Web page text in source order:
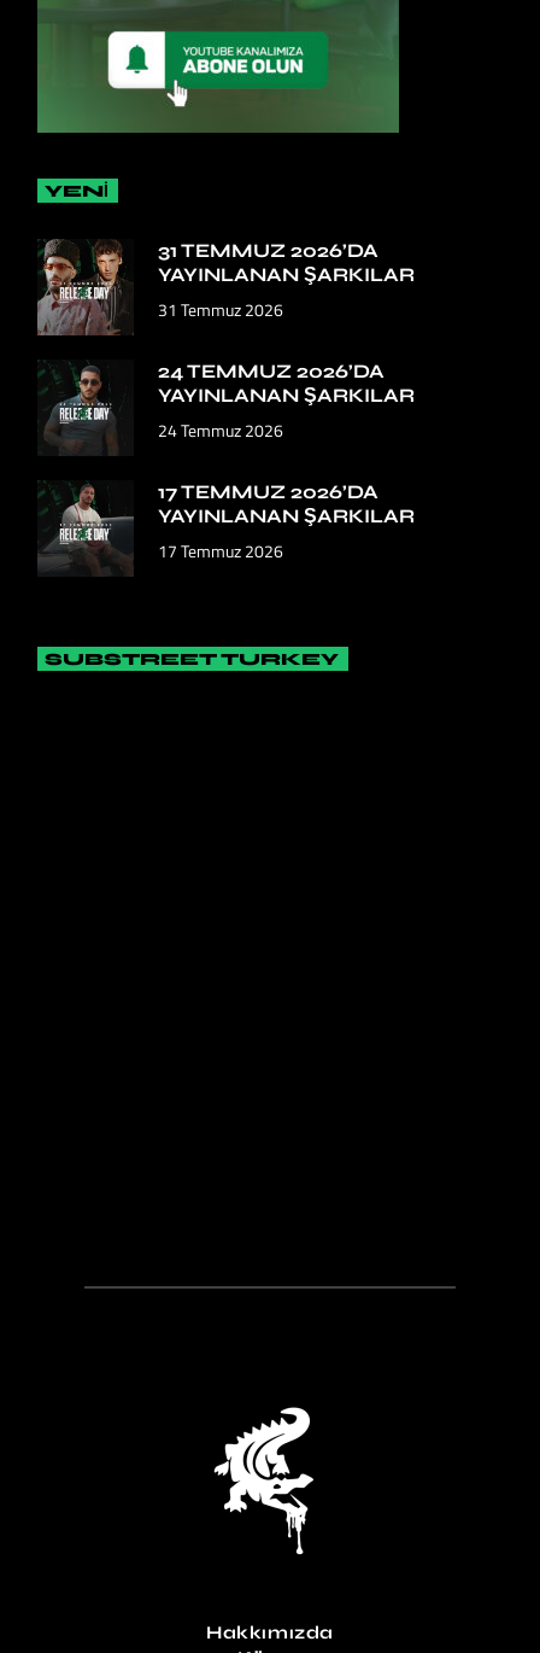
YENİ
31 TEMMUZ 2026’DA
YAYINLANAN ŞARKILAR
31 Temmuz 2026
24 TEMMUZ 2026’DA
YAYINLANAN ŞARKILAR
24 Temmuz 2026
17 TEMMUZ 2026’DA
YAYINLANAN ŞARKILAR
17 Temmuz 2026
SUBSTREET TURKEY
Hakkımızda